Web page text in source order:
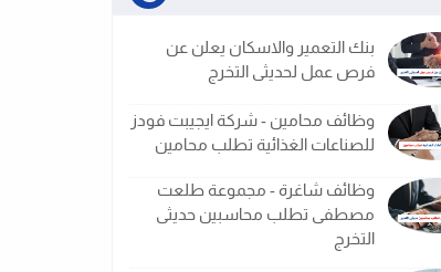
بنك التعمير والاسكان يعلن عن
فرص عمل لحديثى التخرج
وظائف محامين - شركة ايجيبت فودز
للصناعات الغذائية تطلب محامين
وظائف شاغرة - مجموعة طلعت
مصطفى تطلب محاسبين حديثى
التخرج